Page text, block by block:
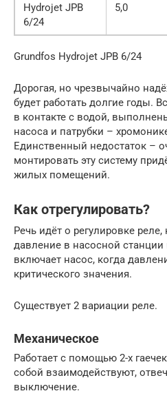
Hydrojet JPB
6/24
5,0
Grundfos Hydrojet JPB 6/24
Дорогая, но чрезвычайно
будет работать долгие годы.
в контакте с водой,
насоса и патрубки –
Единственный недостаток –
монтировать эту систему
жилых помещений.
Как отрегулировать?
Речь идёт о регулировке реле,
давление в насосной
включает насос, когда
критического значения.
Существует 2 вариации реле.
Механическое
Работает с помощью 2-х
собой взаимодействуют,
выключение.